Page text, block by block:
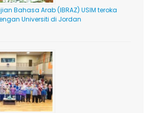
Bahasa Arab (IBRAZ) USIM teroka
Universiti di Jordan